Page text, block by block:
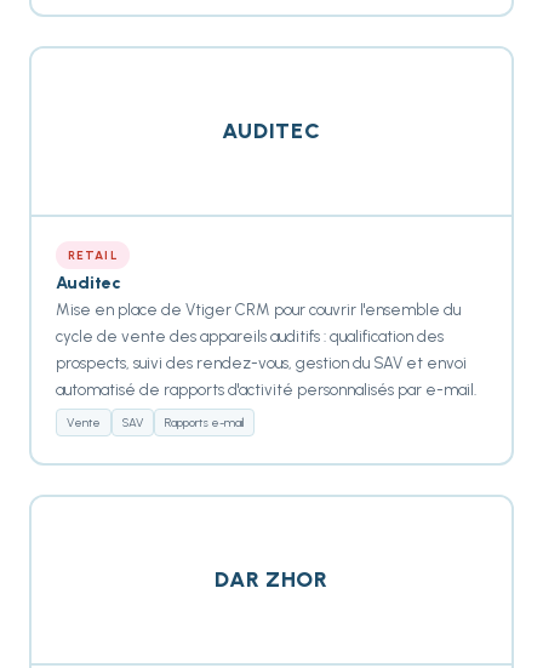
AUDITEC
RETAIL
Auditec
Mise en place de Vtiger CRM pour couvrir l'ensemble du
cycle de vente des appareils auditifs : qualification des
prospects, suivi des rendez-vous, gestion du SAV et envoi
automatisé de rapports d'activité personnalisés par e-mail.
Vente SAV Rapports e-mail
DAR ZHOR